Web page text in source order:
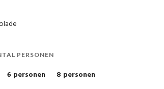
PERSONEN
6 personen 8 personen